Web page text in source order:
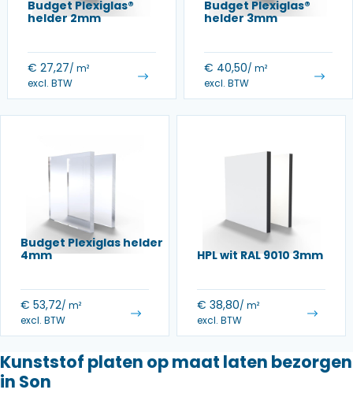
Budget Plexiglas®
helder 2mm
€ 27,27/ m²
excl. BTW
Budget Plexiglas®
helder 3mm
€ 40,50/ m²
excl. BTW
Budget Plexiglas helder
4mm
€ 53,72/ m²
excl. BTW
HPL wit RAL 9010 3mm
€ 38,80/ m²
excl. BTW
Kunststof platen op maat laten bezorgen
in Son